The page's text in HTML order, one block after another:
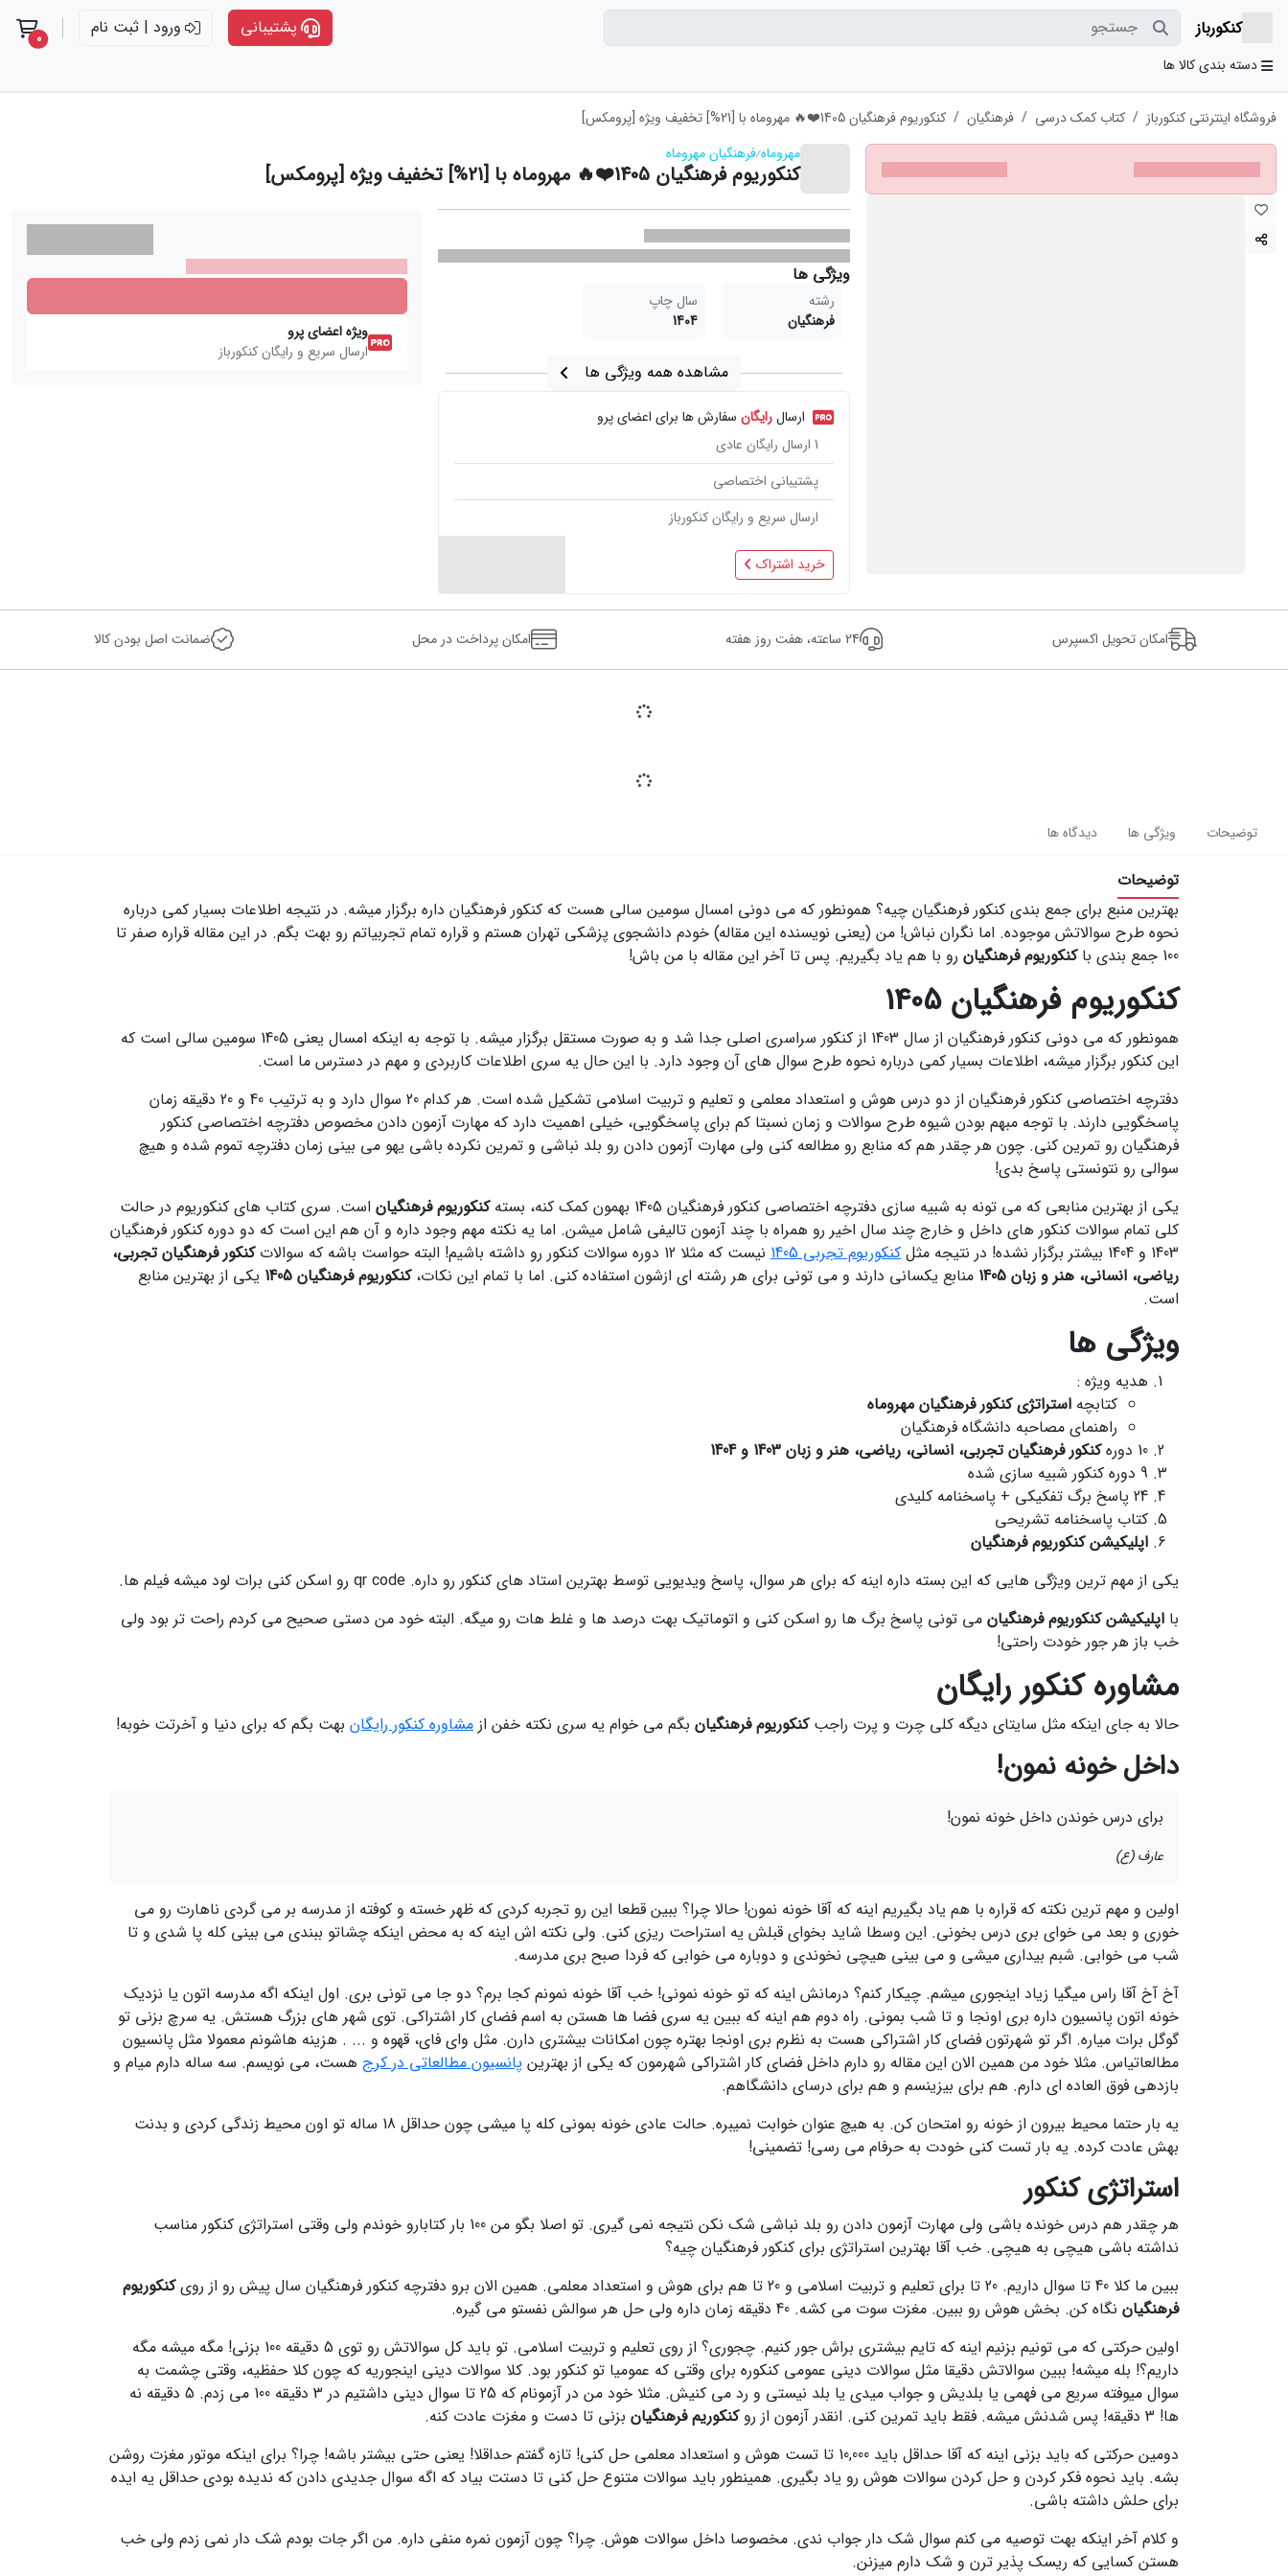
کنکورباز جستجو پشتیبانی ورود | ثبت نام 0
items
دسته بندی کالا ها
فروشگاه اینترنتی کنکورباز کتاب کمک درسی فرهنگیان
کنکوریوم فرهنگیان 1405❤️🔥 مهروماه با [21%] تخفیف ویژه [پرومکس]
مهروماه فرهنگیان مهروماه
کنکوریوم فرهنگیان 1405❤️🔥 مهروماه با [21%] تخفیف ویژه [پرومکس]
ویژگی ها
رشته
فرهنگیان
سال چاپ
1404
مشاهده همه ویژگی ها
ارسالرایگان سفارش ها برای اعضای پرو
1 ارسال رایگان عادی
پشتیبانی اختصاصی
ارسال سریع و رایگان کنکورباز
خرید اشتراک
ویژه اعضای پرو
ارسال سریع و رایگان کنکورباز
امکان تحویل اکسپرس 24 ساعته، هفت روز هفته امکان پرداخت در محل ضمانت اصل بودن کالا
توضیحات ویژگی ها دیدگاه ها
توضیحات
بهترین منبع برای جمع بندی کنکور فرهنگیان چیه؟ همونطور که می دونی امسال سومین سالی هست که کنکور فرهنگیان داره برگزار میشه. در نتیجه اطلاعات بسیار کمی درباره
نحوه طرح سوالاتش موجوده. اما نگران نباش! من (یعنی نویسنده این مقاله) خودم دانشجوی پزشکی تهران هستم و قراره تمام تجربیاتم رو بهت بگم. در این مقاله قراره صفر تا
100 جمع بندی با
کنکوریوم فرهنگیان رو با هم یاد بگیریم. پس تا آخر این مقاله با من باش!
کنکوریوم فرهنگیان 1405
همونطور که می دونی کنکور فرهنگیان از سال 1403 از کنکور سراسری اصلی جدا شد و به صورت مستقل برگزار میشه. با توجه به اینکه امسال یعنی 1405 سومین سالی است که
این کنکور برگزار میشه، اطلاعات بسیار کمی درباره نحوه طرح سوال های آن وجود دارد. با این حال یه سری اطلاعات کاربردی و مهم در دسترس ما است.
دفترچه اختصاصی کنکور فرهنگیان از دو درس هوش و استعداد معلمی و تعلیم و تربیت اسلامی تشکیل شده است. هر کدام 20 سوال دارد و به ترتیب 40 و 20 دقیقه زمان
پاسخگویی دارند. با توجه مبهم بودن شیوه طرح سوالات و زمان نسبتا کم برای پاسخگویی، خیلی اهمیت دارد که مهارت آزمون دادن مخصوص دفترچه اختصاصی کنکور
فرهنگیان رو تمرین کنی. چون هر چقدر هم که منابع رو مطالعه کنی ولی مهارت آزمون دادن رو بلد نباشی و تمرین نکرده باشی یهو می بینی زمان دفترچه تموم شده و هیچ
سوالی رو نتونستی پاسخ بدی!
یکی از بهترین منابعی که می تونه به شبیه سازی دفترچه اختصاصی کنکور فرهنگیان 1405 بهمون کمک کنه، بسته
کنکوریوم فرهنگیان است. سری کتاب های کنکوریوم در حالت
کلی تمام سوالات کنکور های داخل و خارج چند سال اخیر رو همراه با چند آزمون تالیفی شامل میشن. اما یه نکته مهم وجود داره و آن هم این است که دو دوره کنکور فرهنگیان
1403 و 1404 بیشتر برگزار نشده! در نتیجه مثل
کنکوریوم تجربی 1405 نیست که مثلا 12 دوره سوالات کنکور رو داشته باشیم! البته حواست باشه که سوالات
کنکور فرهنگیان تجربی،
ریاضی، انسانی، هنر و زبان 1405
منابع یکسانی دارند و می تونی برای هر رشته ای ازشون استفاده کنی. اما با تمام این نکات،کنکوریوم فرهنگیان 1405
یکی از بهترین منابع
است.
ویژگی ها
هدیه ویژه :
کتابچه استراتژی کنکور فرهنگیان مهروماه
راهنمای مصاحبه دانشگاه فرهنگیان
10 دوره
کنکور فرهنگیان تجربی، انسانی، ریاضی، هنر و زبان 1403 و 1404
9 دوره کنکور شبیه سازی شده
24 پاسخ برگ تفکیکی + پاسخنامه کلیدی
کتاب پاسخنامه تشریحی
اپلیکیشن کنکوریوم فرهنگیان
یکی از مهم ترین ویژگی هایی که این بسته داره اینه که برای هر سوال، پاسخ ویدیویی توسط بهترین استاد های کنکور رو داره. qr code رو اسکن کنی برات لود میشه فیلم ها.
با اپلیکیشن کنکوریوم فرهنگیان می تونی پاسخ برگ ها رو اسکن کنی و اتوماتیک بهت درصد ها و غلط هات رو میگه. البته خود من دستی صحیح می کردم راحت تر بود ولی
خب باز هر جور خودت راحتی!
مشاوره کنکور رایگان
حالا به جای اینکه مثل سایتای دیگه کلی چرت و پرت راجبکنکوریوم فرهنگیان بگم می خوام یه سری نکته خفن از مشاوره کنکور رایگان بهت بگم که برای دنیا و آخرتت خوبه!
داخل خونه نمون!
برای درس خوندن داخل خونه نمون!
عارف (ع)
اولین و مهم ترین نکته که قراره با هم یاد بگیریم اینه که آقا خونه نمون! حالا چرا؟ ببین قطعا این رو تجربه کردی که ظهر خسته و کوفته از مدرسه بر می گردی ناهارت رو می
خوری و بعد می خوای بری درس بخونی. این وسطا شاید بخوای قبلش یه استراحت ریزی کنی. ولی نکته اش اینه که به محض اینکه چشاتو ببندی می بینی کله پا شدی و تا
شب می خوابی. شبم بیداری میشی و می بینی هیچی نخوندی و دوباره می خوابی که فردا صبح بری مدرسه.
آخ آخ آقا راس میگیا زیاد اینجوری میشم. چیکار کنم؟ درمانش اینه که تو خونه نمونی! خب آقا خونه نمونم کجا برم؟ دو جا می تونی بری. اول اینکه اگه مدرسه اتون یا نزدیک
خونه اتون پانسیون داره بری اونجا و تا شب بمونی. راه دوم هم اینه که ببین یه سری فضا ها هستن به اسم فضای کار اشتراکی. توی شهر های بزرگ هستش. یه سرچ بزنی تو
گوگل برات میاره. اگر تو شهرتون فضای کار اشتراکی هست به نظرم بری اونجا بهتره چون امکانات بیشتری دارن. مثل وای فای، قهوه و ... . هزینه هاشونم معمولا مثل پانسیون
مطالعاتیاس. مثلا خود من همین الان این مقاله رو دارم داخل فضای کار اشتراکی شهرمون که یکی از بهترین پانسیون مطالعاتی در کرج هست، می نویسم. سه ساله دارم میام و
بازدهی فوق العاده ای دارم. هم برای بیزینسم و هم برای درسای دانشگاهم.
یه بار حتما محیط بیرون از خونه رو امتحان کن. به هیچ عنوان خوابت نمیبره. حالت عادی خونه بمونی کله پا میشی چون حداقل 18 ساله تو اون محیط زندگی کردی و بدنت
بهش عادت کرده. یه بار تست کنی خودت به حرفام می رسی! تضمینی!
استراتژی کنکور
هر چقدر هم درس خونده باشی ولی مهارت آزمون دادن رو بلد نباشی شک نکن نتیجه نمی گیری. تو اصلا بگو من 100 بار کتابارو خوندم ولی وقتی استراتژی کنکور مناسب
نداشته باشی هیچی به هیچی. خب آقا بهترین استراتژی برای کنکور فرهنگیان چیه؟
ببین ما کلا 40 تا سوال داریم. 20 تا برای تعلیم و تربیت اسلامی و 20 تا هم برای هوش و استعداد معلمی. همین الان برو دفترچه کنکور فرهنگیان سال پیش رو از روی
کنکوریوم
فرهنگیان نگاه کن. بخش هوش رو ببین. مغزت سوت می کشه. 40 دقیقه زمان داره ولی حل هر سوالش نفستو می گیره.
اولین حرکتی که می تونیم بزنیم اینه که تایم بیشتری براش جور کنیم. چجوری؟ از روی تعلیم و تربیت اسلامی. تو باید کل سوالاتش رو توی 5 دقیقه 100 بزنی! مگه میشه مگه
داریم؟! بله میشه! ببین سوالاتش دقیقا مثل سوالات دینی عمومی کنکوره برای وقتی که عمومیا تو کنکور بود. کلا سوالات دینی اینجوریه که چون کلا حفظیه، وقتی چشمت به
سوال میوفته سریع می فهمی یا بلدیش و جواب میدی یا بلد نیستی و رد می کنیش. مثلا خود من در آزمونام که 25 تا سوال دینی داشتیم در 3 دقیقه 100 می زدم. 5 دقیقه نه
ها! 3 دقیقه! پس شدنش میشه. فقط باید تمرین کنی. انقدر آزمون از رو
کنکوریم فرهنگیان بزنی تا دست و مغزت عادت کنه.
دومین حرکتی که باید بزنی اینه که آقا حداقل باید 10,000 تا تست هوش و استعداد معلمی حل کنی! تازه گفتم حداقلا! یعنی حتی بیشتر باشه! چرا؟ برای اینکه موتور مغزت روشن
بشه. باید نحوه فکر کردن و حل کردن سوالات هوش رو یاد بگیری. همینطور باید سوالات متنوع حل کنی تا دستت بیاد که اگه سوال جدیدی دادن که ندیده بودی حداقل یه ایده
برای حلش داشته باشی.
و کلام آخر اینکه بهت توصیه می کنم سوال شک دار جواب ندی. مخصوصا داخل سوالات هوش. چرا؟ چون آزمون نمره منفی داره. من اگر جات بودم شک دار نمی زدم ولی خب
هستن کسایی که ریسک پذیر ترن و شک دارم میزنن.